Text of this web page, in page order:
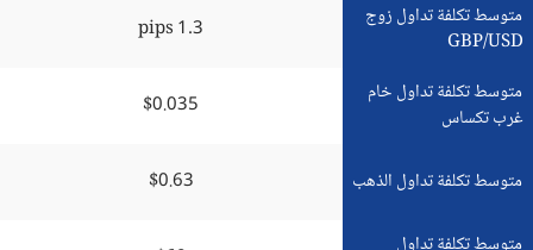
متوسط تكلفة تداول زوج
GBP/USD
1.3 pips
متوسط تكلفة تداول خام
غرب تكساس
$0.035
متوسط تكلفة تداول الذهب $0.63